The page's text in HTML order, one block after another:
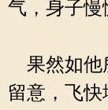
气，身子慢
果然如他
留意，飞